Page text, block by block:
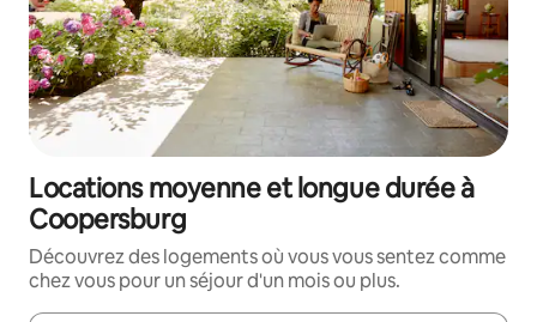
Locations moyenne et longue durée à
Coopersburg
Découvrez des logements où vous vous sentez comme
chez vous pour un séjour d'un mois ou plus.